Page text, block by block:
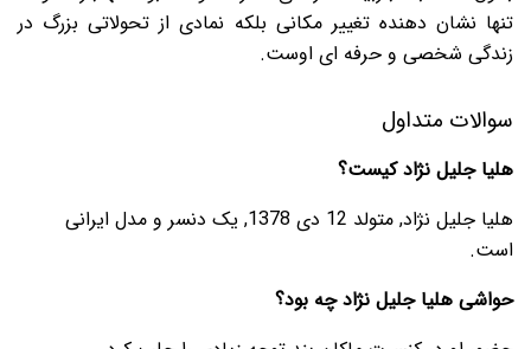
تنها نشان دهنده تغییر مکانی بلکه نمادی از تحولاتی بزرگ در
زندگی شخصی و حرفه ای اوست.
سوالات متداول
هلیا جلیل نژاد کیست؟
هلیا جلیل نژاد, متولد 12 دی 1378, یک دنسر و مدل ایرانی
است.
حواشی هلیا جلیل نژاد چه بود؟